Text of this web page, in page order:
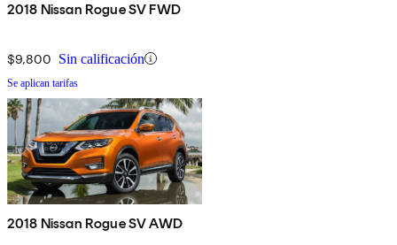
2018 Nissan Rogue SV FWD
$9,800 Sin calificación
Se aplican tarifas
2018 Nissan Rogue SV AWD